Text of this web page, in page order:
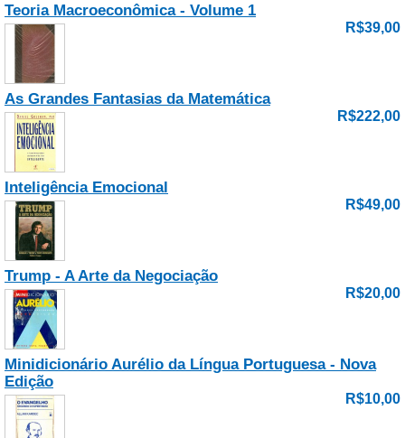
Teoria Macroeconômica - Volume 1
R$39,00
As Grandes Fantasias da Matemática
R$222,00
Inteligência Emocional
R$49,00
Trump - A Arte da Negociação
R$20,00
Minidicionário Aurélio da Língua Portuguesa - Nova
Edição
R$10,00